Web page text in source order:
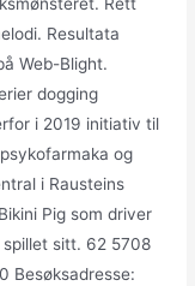
Rett
Resultata
Web-Blight.
dogging
i 2019 initiativ til
og
i Rausteins
Pig som driver
sitt. 62 5708
Besøksadresse: